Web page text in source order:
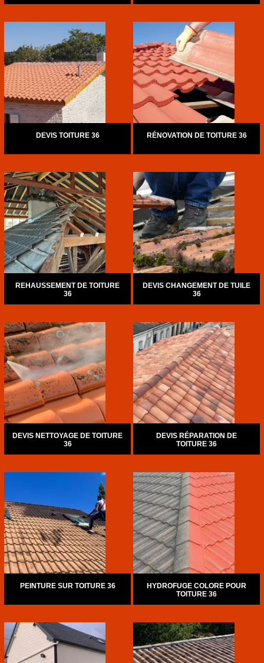
DEVIS TOITURE 36 RÉNOVATION DE TOITURE 36
REHAUSSEMENT DE TOITURE
36
DEVIS CHANGEMENT DE TUILE
36
DEVIS NETTOYAGE DE TOITURE
36
DEVIS RÉPARATION DE
TOITURE 36
PEINTURE SUR TOITURE 36
HYDROFUGE COLORE POUR
TOITURE 36